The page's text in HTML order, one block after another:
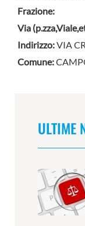
Frazione:
Via
Indirizzo:VIA
Comune:
ULTIME